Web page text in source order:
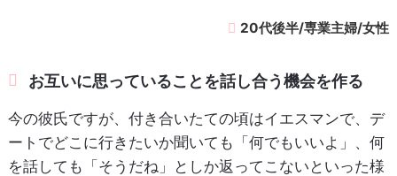
20代後半/専業主婦/女性
お互いに思っていることを話し合う機会を作る
今の彼氏ですが、付き合いたての頃はイエスマンで、デ
ートでどこに行きたいか聞いても「何でもいいよ」、何
を話しても「そうだね」としか返ってこないといった様